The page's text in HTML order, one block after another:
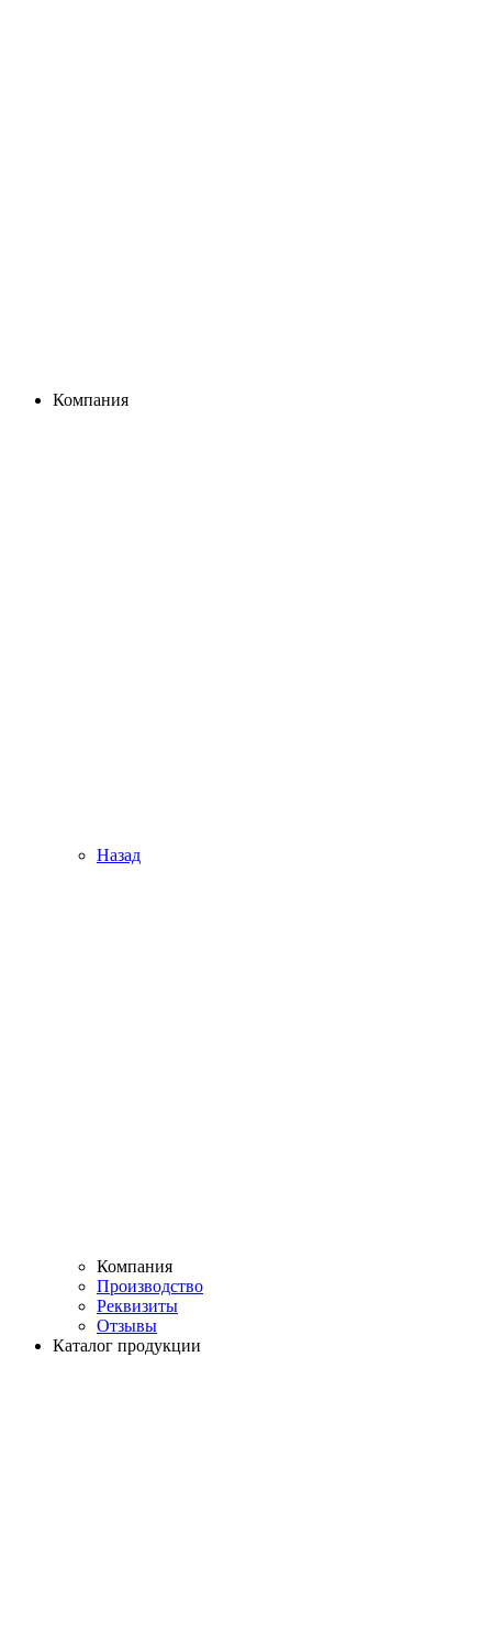
Компания
Назад
Компания
Производство
Реквизиты
Отзывы
Каталог продукции